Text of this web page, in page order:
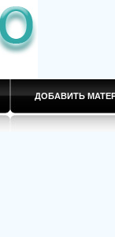
ДОБАВИТЬ